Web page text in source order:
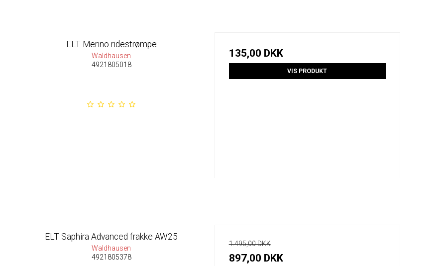
ELT Merino ridestrømpe
Waldhausen
4921805018
135,00 DKK
VIS PRODUKT
ELT Saphira Advanced frakke AW25
Waldhausen
4921805378
1.495,00 DKK
897,00 DKK